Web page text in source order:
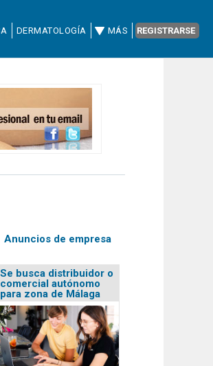
DERMATOLOGÍA MÁS REGISTRARSE
Anuncios de empresa
Se busca distribuidor o
comercial autónomo
para zona de Málaga